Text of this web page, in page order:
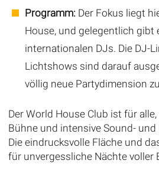
Programm:Der Fokus liegt
House, und gelegentlich gibt
internationalen DJs. Die DJ-
Lichtshows sind darauf
völlig neue Partydimension
Der World House Club ist für
Bühne und intensive Sound-
Die eindrucksvolle Fläche und
für unvergessliche Nächte voller